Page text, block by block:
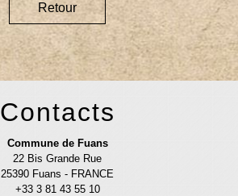
Retour
Contacts
Commune de Fuans
22 Bis Grande Rue
25390 Fuans - FRANCE
+33 3 81 43 55 10